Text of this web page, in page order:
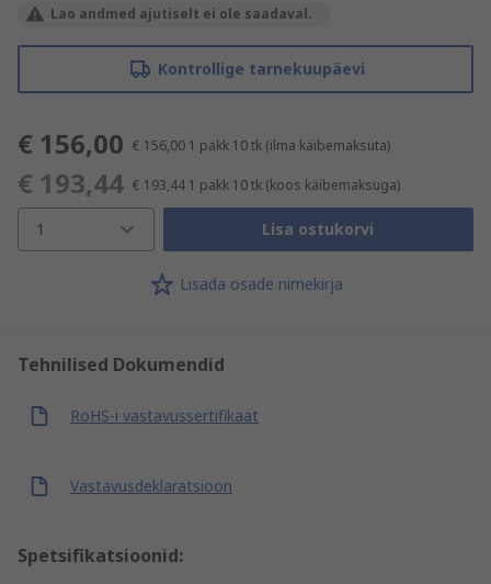
Lao andmed ajutiselt ei ole saadaval.
Kontrollige tarnekuupäevi
€ 156,00 € 156,00 1 pakk 10 tk (ilma käibemaksuta)
€ 193,44 € 193,44 1 pakk 10 tk (koos käibemaksuga)
1 Lisa ostukorvi
Lisada osade nimekirja
Tehnilised Dokumendid
RoHS-i vastavussertifikaat
Vastavusdeklaratsioon
Spetsifikatsioonid: